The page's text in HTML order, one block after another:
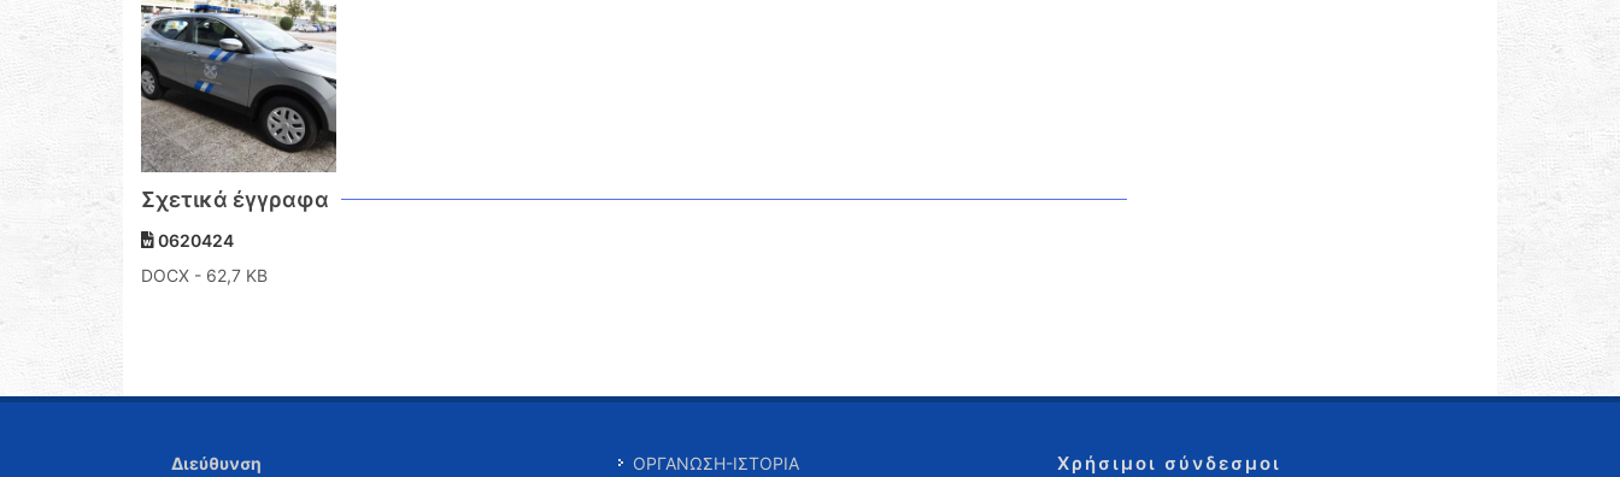
Σχετικά έγγραφα
0620424
DOCX - 62,7 KB
Διεύθυνση
ΟΡΓΑΝΩΣΗ-ΙΣΤΟΡΙΑ
Χρήσιμοι σύνδεσμοι